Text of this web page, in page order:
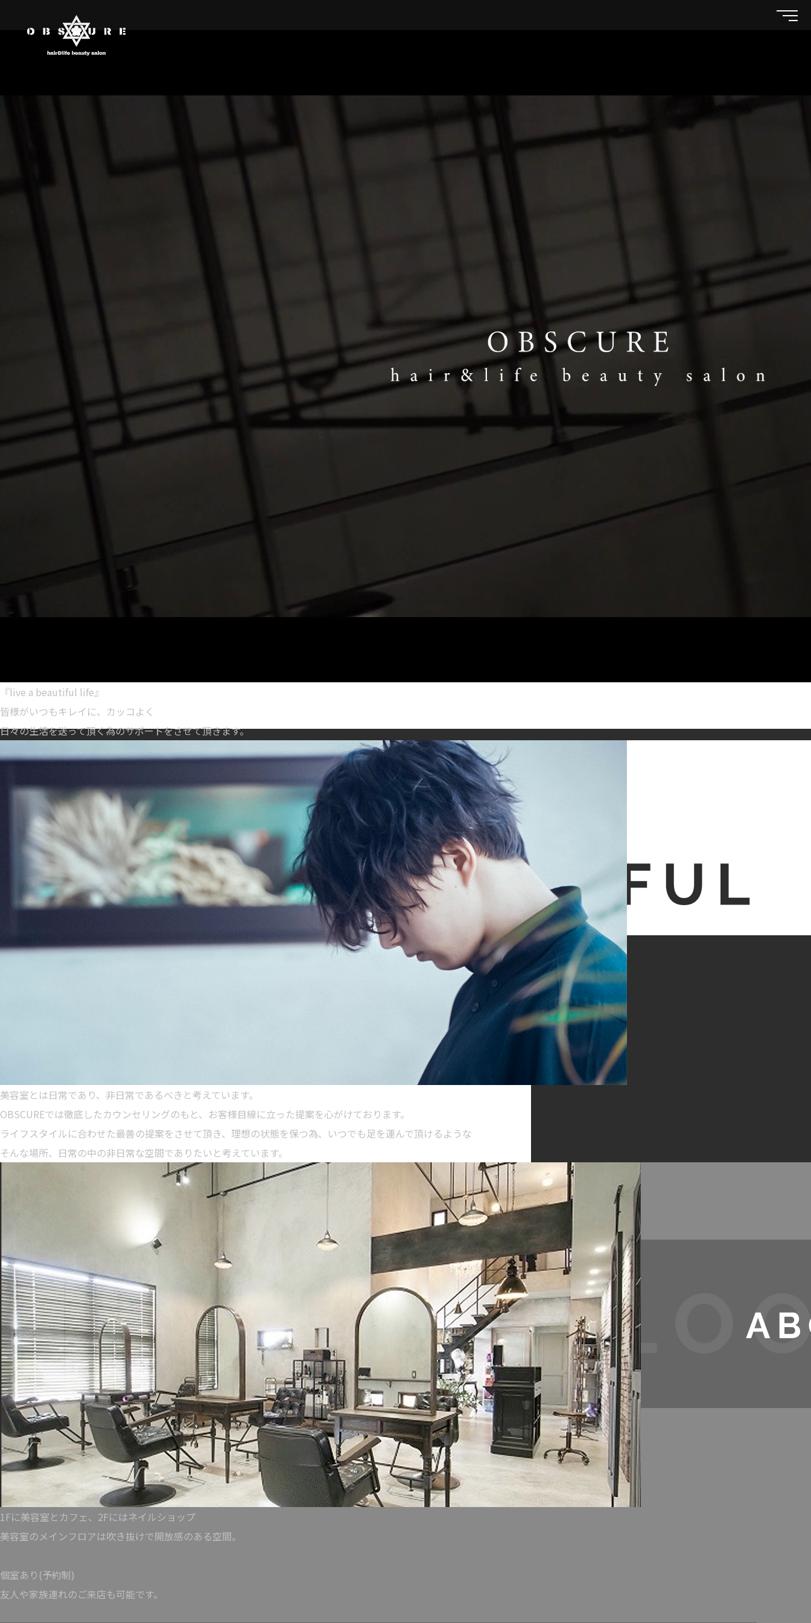
『live a beautiful life』
皆様がいつもキレイに、カッコよく
日々の生活を送って頂く為のサポートをさせて頂きます。
美容室とは日常であり、非日常であるべきと考えています。
OBSCUREでは徹底したカウンセリングのもと、お客様目線に立った提案を心がけております。
ライフスタイルに合わせた最善の提案をさせて頂き、理想の状態を保つ為、いつでも足を運んで頂けるような
そんな場所、日常の中の非日常な空間でありたいと考えています。
1Fに美容室とカフェ、2Fにはネイルショップ
美容室のメインフロアは吹き抜けで開放感のある空間。
個室あり(予約制)
友人や家族連れのご来店も可能です。